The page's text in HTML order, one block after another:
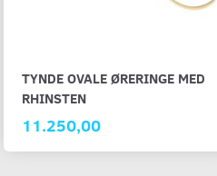
TYNDE OVALE ØRERINGE MED
RHINSTEN
11.250,00